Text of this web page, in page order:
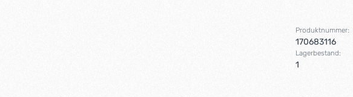
Produktnummer:
170683116
Lagerbestand:
1